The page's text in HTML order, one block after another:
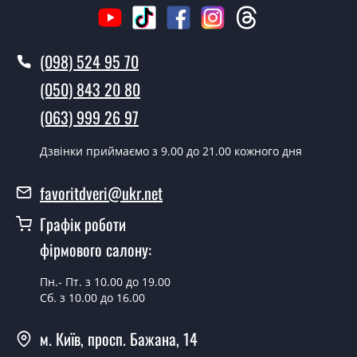
Виклик замірника-консультанта коштує 500 грн.
дверей ТМ Фаворит?
Так робимо. Монтаж міжкімнатних дверей ТМ Фаворит
проводиться згідно з чергою, у всі дні крім неділі.
Скільки коштує встановлення дверей
Modern-30 White?
Вартість встановлення дверей Modern-30 White - от
Можна на сьогодні викликати
замірника?
Так можна.
двері фаворит?
(098) 524 95 70
(050) 843 20 80
(063) 999 26 97
Дзвінки приймаємо з 9.00 до 21.00 кожного дня
favoritdveri@ukr.net
Графік роботи
фірмового салону:
Пн.- Пт. з 10.00 до 19.00
Сб. з 10.00 до 16.00
м. Київ, просп. Бажана, 14